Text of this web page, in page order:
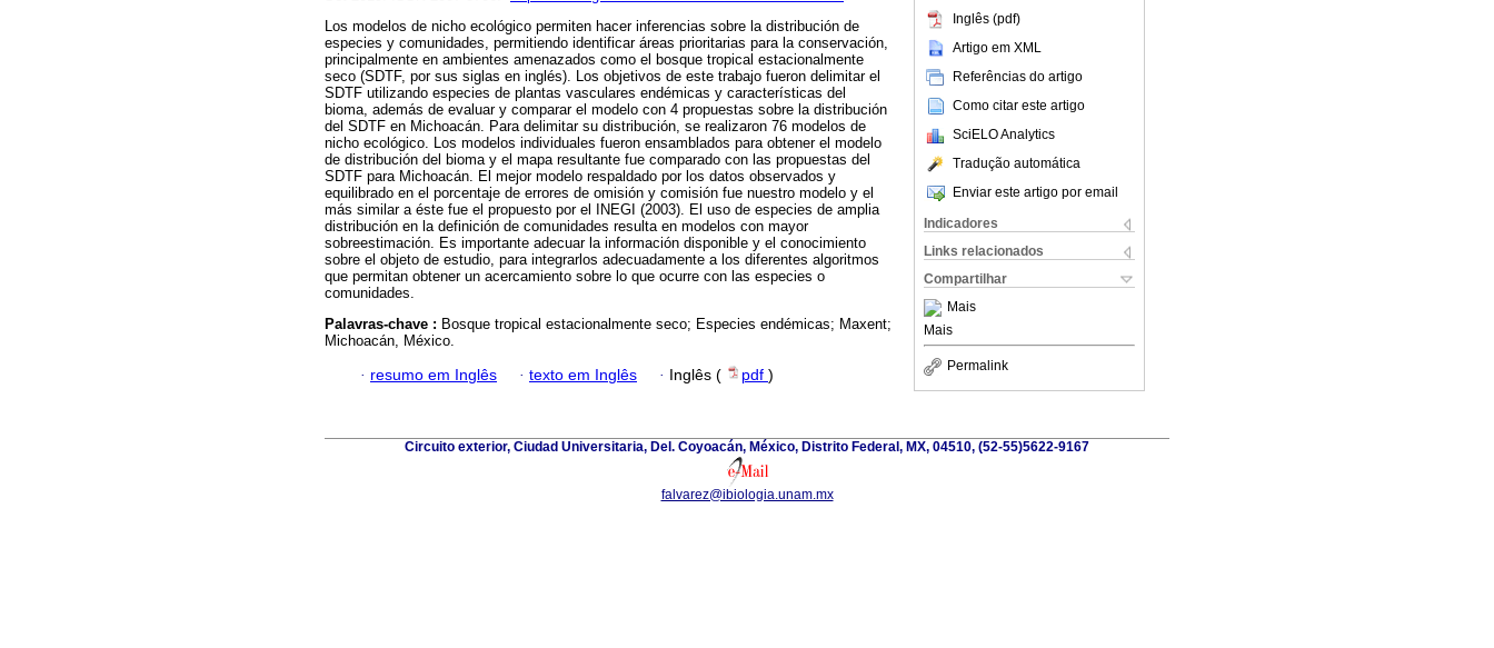
Inglês (pdf)
Artigo em XML
Referências do artigo
Como citar este artigo
SciELO Analytics
Tradução automática
Enviar este artigo por email
Indicadores
Links relacionados
Compartilhar
Mais
Mais
Permalink
Los modelos de nicho ecológico permiten hacer inferencias sobre la distribución de
especies y comunidades, permitiendo identificar áreas prioritarias para la conservación,
principalmente en ambientes amenazados como el bosque tropical estacionalmente
seco (SDTF, por sus siglas en inglés). Los objetivos de este trabajo fueron delimitar el
SDTF utilizando especies de plantas vasculares endémicas y características del
bioma, además de evaluar y comparar el modelo con 4 propuestas sobre la distribución
del SDTF en Michoacán. Para delimitar su distribución, se realizaron 76 modelos de
nicho ecológico. Los modelos individuales fueron ensamblados para obtener el modelo
de distribución del bioma y el mapa resultante fue comparado con las propuestas del
SDTF para Michoacán. El mejor modelo respaldado por los datos observados y
equilibrado en el porcentaje de errores de omisión y comisión fue nuestro modelo y el
más similar a éste fue el propuesto por el INEGI (2003). El uso de especies de amplia
distribución en la definición de comunidades resulta en modelos con mayor
sobreestimación. Es importante adecuar la información disponible y el conocimiento
sobre el objeto de estudio, para integrarlos adecuadamente a los diferentes algoritmos
que permitan obtener un acercamiento sobre lo que ocurre con las especies o
comunidades.
Palavras-chave : Bosque tropical estacionalmente seco; Especies endémicas; Maxent;
Michoacán, México.
· resumo em Inglês · texto em Inglês · Inglês ( pdf )
Circuito exterior, Ciudad Universitaria, Del. Coyoacán, México, Distrito Federal, MX, 04510, (52-55)5622-9167
falvarez@ibiologia.unam.mx